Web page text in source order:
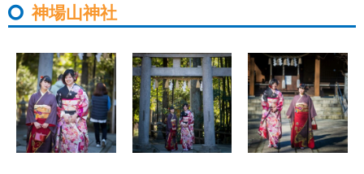
神場山神社